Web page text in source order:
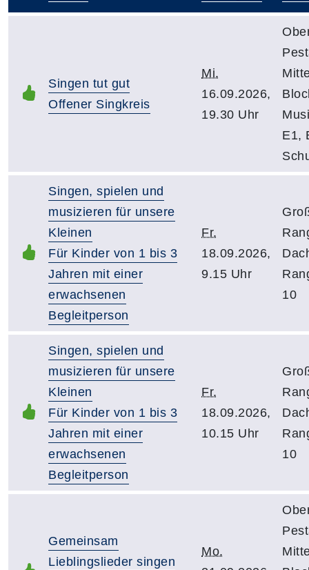
Singen tut gut
Offener Singkreis
Mi.
16.09.2026,
19.30 Uhr
E1,
Singen, spielen und
musizieren für unsere
Kleinen
Für Kinder von 1 bis 3
Jahren mit einer
erwachsenen
Begleitperson
Fr.
18.09.2026,
9.15 Uhr
10
Singen, spielen und
musizieren für unsere
Kleinen
Für Kinder von 1 bis 3
Jahren mit einer
erwachsenen
Begleitperson
Fr.
18.09.2026,
10.15 Uhr
10
Gemeinsam
Lieblingslieder singen
Mo.